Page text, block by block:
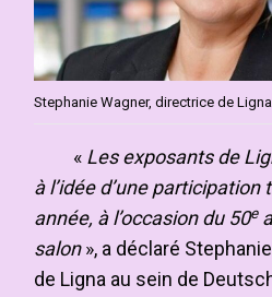
Stephanie Wagner, directrice de
« Les exposants de
à l’idée d’une
année, à l’occasion du 50e
salon», a déclaré
de Ligna au sein de